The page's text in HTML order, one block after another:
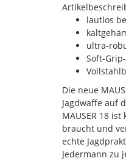
lautlos
ultra-
Soft-
Die neue
Jagdwaffe auf
MAUSER 18
braucht und
echte
Jedermann zu